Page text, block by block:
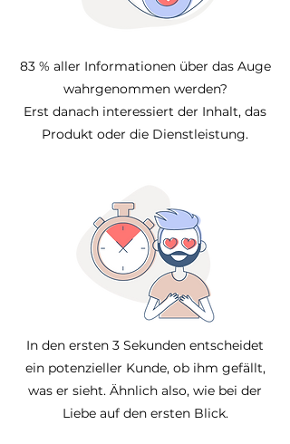
83 % aller Informationen über das Auge
wahrgenommen werden?
Erst danach interessiert der Inhalt, das
Produkt oder die Dienstleistung.
In den ersten 3 Sekunden entscheidet
ein potenzieller Kunde, ob ihm gefällt,
was er sieht. Ähnlich also, wie bei der
Liebe auf den ersten Blick.